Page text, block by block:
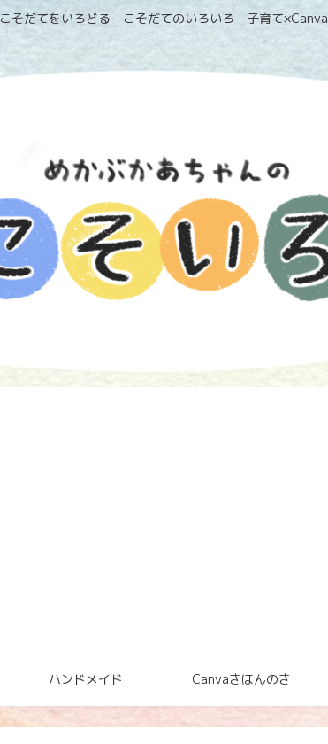
こそだてをいろどる こそだてのいろいろ 子育て×Canva
ハンドメイド Canvaきほんのき